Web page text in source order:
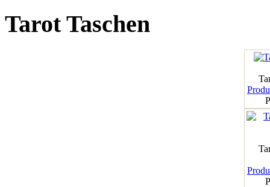
Tarot Taschen